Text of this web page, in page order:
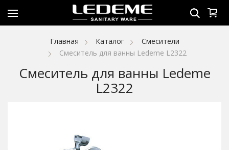
Главная Каталог
Смесители
Смеситель для ванны Ledeme L2322
Смеситель для ванны Ledeme
L2322